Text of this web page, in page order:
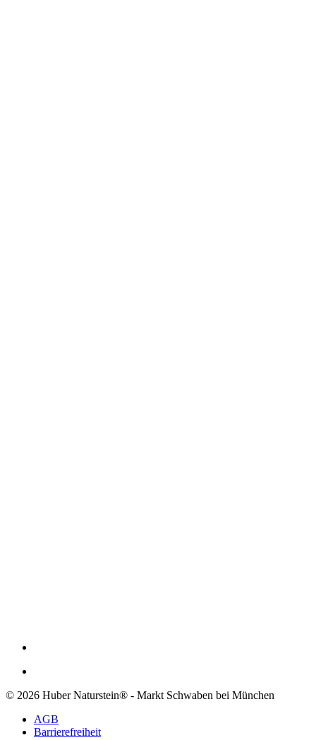
© 2026 Huber Naturstein® - Markt Schwaben bei München
AGB
Barrierefreiheit